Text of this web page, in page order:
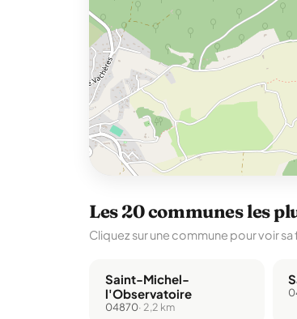
Les 20 communes les
Cliquez sur une commune pour voir
Saint-Michel-
l'Observatoire
04870· 2,2 km